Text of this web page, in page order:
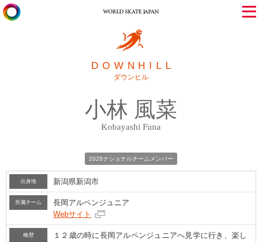
DOWNHILL
ダウンヒル
小林 風菜
Kobayashi Funa
2026ナショナルチームメンバー
出身地 新潟県新潟市
所属チーム
長岡アルペンジュニア
Webサイト
略歴
１２歳の時に長岡アルペンジュニアへ見学に行き、楽し